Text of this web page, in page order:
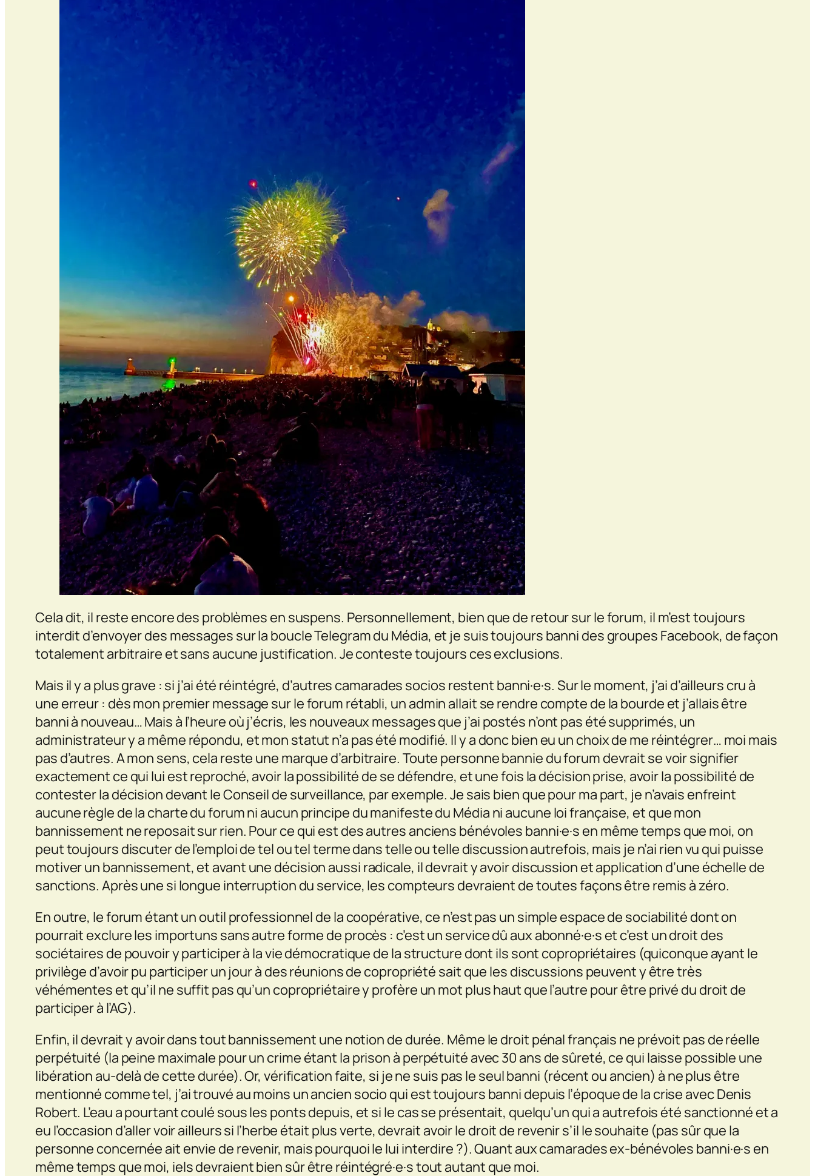
Cela dit, il reste encore des problèmes en suspens. Personnellement, bien que de retour sur le forum, il m’est toujours
interdit d’envoyer des messages sur la boucle Telegram du Média, et je suis toujours banni des groupes Facebook, de façon
totalement arbitraire et sans aucune justification. Je conteste toujours ces exclusions.
Mais il y a plus grave : si j’ai été réintégré, d’autres camarades socios restent banni·e·s. Sur le moment, j’ai d’ailleurs cru à
une erreur : dès mon premier message sur le forum rétabli, un admin allait se rendre compte de la bourde et j’allais être
banni à nouveau… Mais à l’heure où j’écris, les nouveaux messages que j’ai postés n’ont pas été supprimés, un
administrateur y a même répondu, et mon statut n’a pas été modifié. Il y a donc bien eu un choix de me réintégrer… moi mais
pas d’autres. A mon sens, cela reste une marque d’arbitraire. Toute personne bannie du forum devrait se voir signifier
exactement ce qui lui est reproché, avoir la possibilité de se défendre, et une fois la décision prise, avoir la possibilité de
contester la décision devant le Conseil de surveillance, par exemple. Je sais bien que pour ma part, je n’avais enfreint
aucune règle de la charte du forum ni aucun principe du manifeste du Média ni aucune loi française, et que mon
bannissement ne reposait sur rien. Pour ce qui est des autres anciens bénévoles banni·e·s en même temps que moi, on
peut toujours discuter de l’emploi de tel ou tel terme dans telle ou telle discussion autrefois, mais je n’ai rien vu qui puisse
motiver un bannissement, et avant une décision aussi radicale, il devrait y avoir discussion et application d’une échelle de
sanctions. Après une si longue interruption du service, les compteurs devraient de toutes façons être remis à zéro.
En outre, le forum étant un outil professionnel de la coopérative, ce n’est pas un simple espace de sociabilité dont on
pourrait exclure les importuns sans autre forme de procès : c’est un service dû aux abonné·e·s et c’est un droit des
sociétaires de pouvoir y participer à la vie démocratique de la structure dont ils sont copropriétaires (quiconque ayant le
privilège d’avoir pu participer un jour à des réunions de copropriété sait que les discussions peuvent y être très
véhémentes et qu’il ne suffit pas qu’un copropriétaire y profère un mot plus haut que l’autre pour être privé du droit de
participer à l’AG).
Enfin, il devrait y avoir dans tout bannissement une notion de durée. Même le droit pénal français ne prévoit pas de réelle
perpétuité (la peine maximale pour un crime étant la prison à perpétuité avec 30 ans de sûreté, ce qui laisse possible une
libération au-delà de cette durée). Or, vérification faite, si je ne suis pas le seul banni (récent ou ancien) à ne plus être
mentionné comme tel, j’ai trouvé au moins un ancien socio qui est toujours banni depuis l’époque de la crise avec Denis
Robert. L’eau a pourtant coulé sous les ponts depuis, et si le cas se présentait, quelqu’un qui a autrefois été sanctionné et a
eu l’occasion d’aller voir ailleurs si l’herbe était plus verte, devrait avoir le droit de revenir s’il le souhaite (pas sûr que la
personne concernée ait envie de revenir, mais pourquoi le lui interdire ?). Quant aux camarades ex-bénévoles banni·e·s en
même temps que moi, iels devraient bien sûr être réintégré·e·s tout autant que moi.